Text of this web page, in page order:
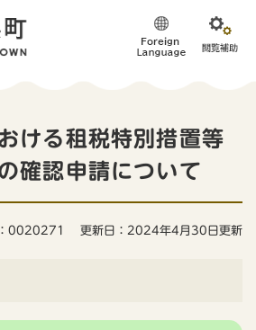
ける租税特別措置等
確認申請について
0020271 更新日：2024年4月30日更新